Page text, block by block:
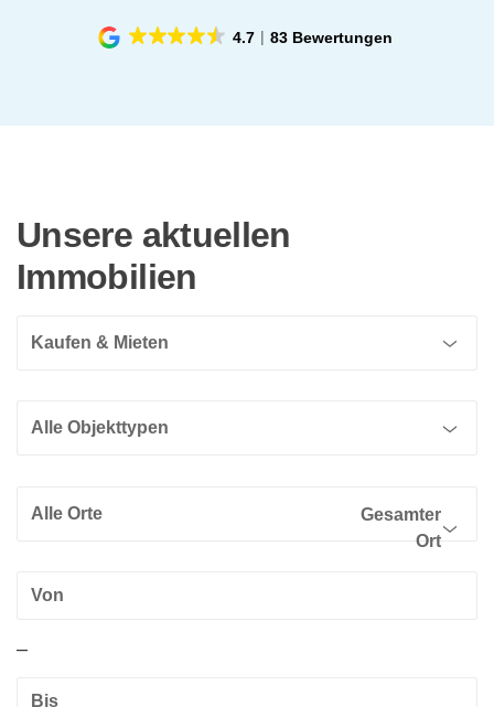
4.7 83 Bewertungen
Unsere aktuellen
Immobilien
Kaufen & Mieten
Alle Objekttypen
Alle Orte
Gesamter
Ort
–